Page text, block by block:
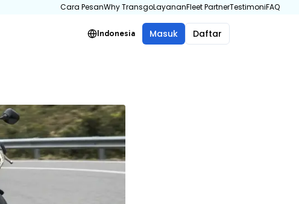
Cara PesanWhy TransgoLayananFleet PartnerTestimoniFAQ
Indonesia Masuk Daftar